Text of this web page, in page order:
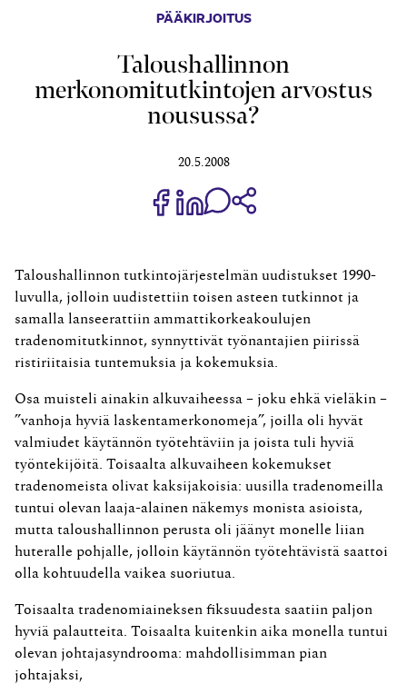
PÄÄKIRJOITUS
Taloushallinnon
merkonomitutkintojen arvostus
nousussa?
20.5.2008
Jaa Share on Facebook
Jaa Share on LinkedIn
Jaa WhatsApp-viestinä
Taloushallinnon tutkintojärjestelmän uudistukset 1990-
luvulla, jolloin uudistettiin toisen asteen tutkinnot ja
samalla lanseerattiin ammattikorkeakoulujen
tradenomitutkinnot, synnyttivät työnantajien piirissä
ristiriitaisia tuntemuksia ja kokemuksia.
Osa muisteli ainakin alkuvaiheessa – joku ehkä vieläkin –
”vanhoja hyviä laskentamerkonomeja”, joilla oli hyvät
valmiudet käytännön työtehtäviin ja joista tuli hyviä
työntekijöitä. Toisaalta alkuvaiheen kokemukset
tradenomeista olivat kaksijakoisia: uusilla tradenomeilla
tuntui olevan laaja-alainen näkemys monista asioista,
mutta taloushallinnon perusta oli jäänyt monelle liian
huteralle pohjalle, jolloin käytännön työtehtävistä saattoi
olla kohtuudella vaikea suoriutua.
Toisaalta tradenomiaineksen fiksuudesta saatiin paljon
hyviä palautteita. Toisaalta kuitenkin aika monella tuntui
olevan johtajasyndrooma: mahdollisimman pian
johtajaksi,